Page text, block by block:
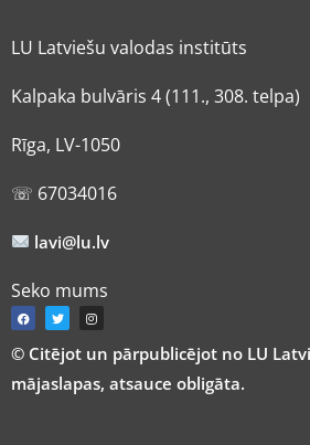
LU Latviešu valodas institūts
Kalpaka bulvāris 4 (111., 308. telpa)
Rīga, LV-1050
☏ 67034016
lavi@lu.lv
Seko mums
© Citējot un pārpublicējot no LU
mājaslapas, atsauce obligāta.